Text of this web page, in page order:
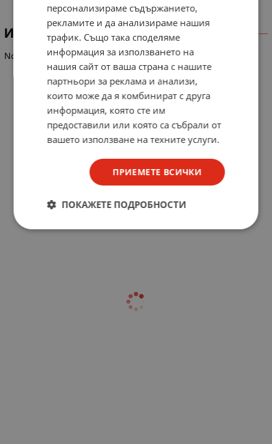
ИНФОРМАЦИЯ
No.14 MIC cable 32x0.12+20x0.12 dark green
персонализираме съдържанието,
рекламите и да анализираме нашия
трафик. Също така споделяме
информация за използването на
нашия сайт от ваша страна с нашите
партньори за реклама и анализи,
които може да я комбинират с друга
информация, която сте им
предоставили или която са събрали от
вашето използване на техните услуги.
ПРИЕМЕТЕ ВСИЧКИ
ПОКАЖЕТЕ ПОДРОБНОСТИ